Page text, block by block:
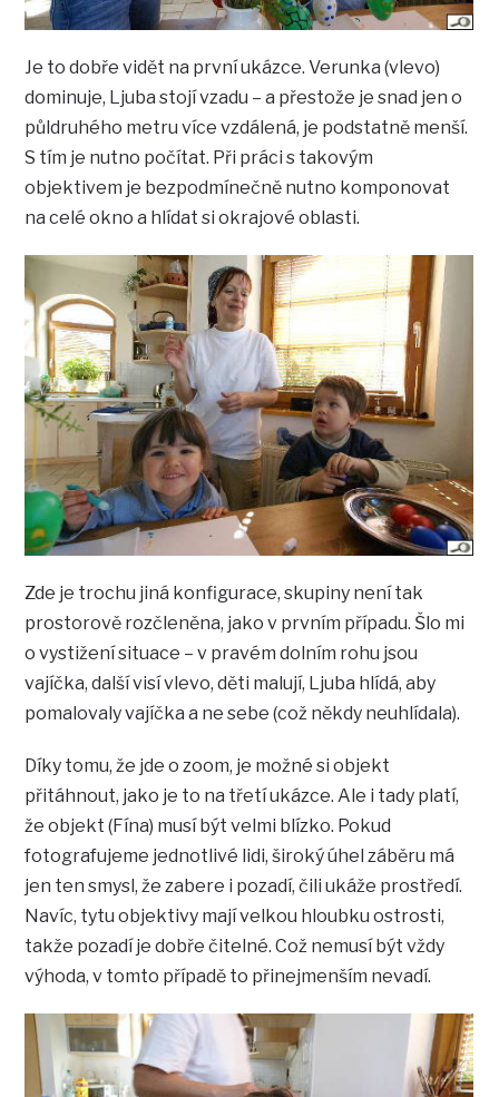
Je to dobře vidět na první ukázce. Verunka (vlevo)
dominuje, Ljuba stojí vzadu – a přestože je snad jen o
půldruhého metru více vzdálená, je podstatně menší.
S tím je nutno počítat. Při práci s takovým
objektivem je bezpodmínečně nutno komponovat
na celé okno a hlídat si okrajové oblasti.
Zde je trochu jiná konfigurace, skupiny není tak
prostorově rozčleněna, jako v prvním případu. Šlo mi
o vystižení situace – v pravém dolním rohu jsou
vajíčka, další visí vlevo, děti malují, Ljuba hlídá, aby
pomalovaly vajíčka a ne sebe (což někdy neuhlídala).
Díky tomu, že jde o zoom, je možné si objekt
přitáhnout, jako je to na třetí ukázce. Ale i tady platí,
že objekt (Fína) musí být velmi blízko. Pokud
fotografujeme jednotlivé lidi, široký úhel záběru má
jen ten smysl, že zabere i pozadí, čili ukáže prostředí.
Navíc, tytu objektivy mají velkou hloubku ostrosti,
takže pozadí je dobře čitelné. Což nemusí být vždy
výhoda, v tomto případě to přinejmenším nevadí.